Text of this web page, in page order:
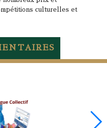
culturelles et